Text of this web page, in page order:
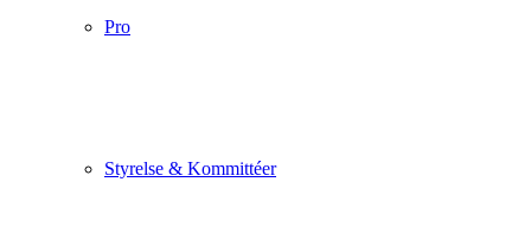
Pro
Styrelse & Kommittéer